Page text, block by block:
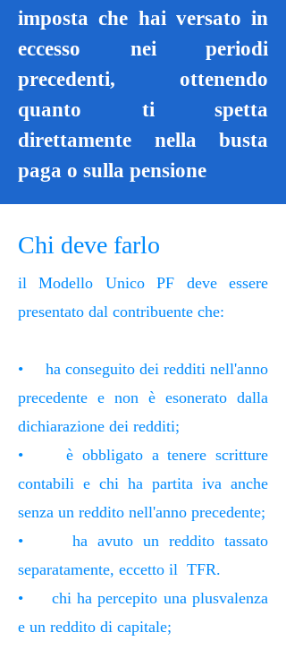
imposta che hai versato in
eccesso nei periodi
precedenti, ottenendo
quanto ti spetta
direttamente nella busta
paga o sulla pensione
Chi deve farlo
il Modello Unico PF deve essere
presentato dal contribuente che:
• ha conseguito dei redditi nell'anno
precedente e non è esonerato dalla
dichiarazione dei redditi;
• è obbligato a tenere scritture
contabili e chi ha partita iva anche
senza un reddito nell'anno precedente;
• ha avuto un reddito tassato
separatamente, eccetto il TFR.
• chi ha percepito una plusvalenza
e un reddito di capitale;